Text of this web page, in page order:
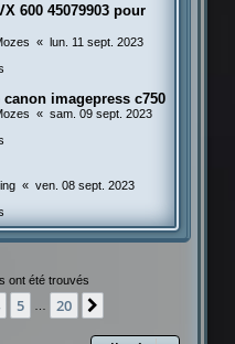
600 45079903 pour
« lun. 11 sept. 2023
imagepress c750
« sam. 09 sept. 2023
« ven. 08 sept. 2023
ont été trouvés
5 20